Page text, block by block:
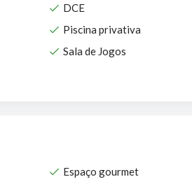
DCE
Piscina privativa
Sala de Jogos
Espaço gourmet